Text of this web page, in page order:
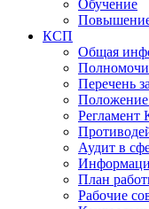
Обучение
КСП
Общая
Перечень
Аудит в
План
Рабочие